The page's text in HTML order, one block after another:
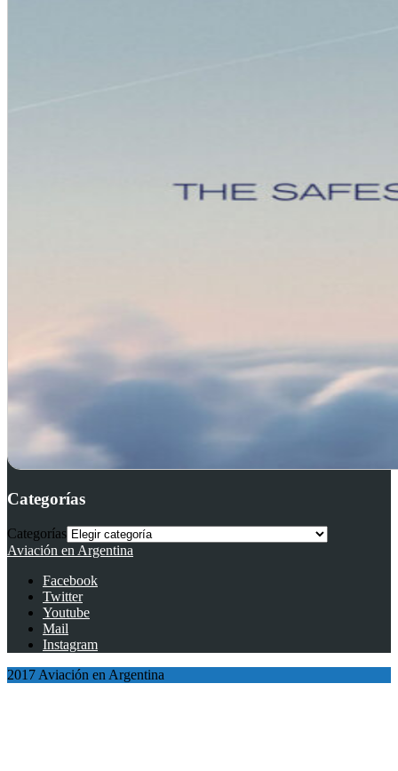
Categorías
Categorías
Aviación en Argentina
Facebook
Twitter
Youtube
Mail
Instagram
2017 Aviación en Argentina